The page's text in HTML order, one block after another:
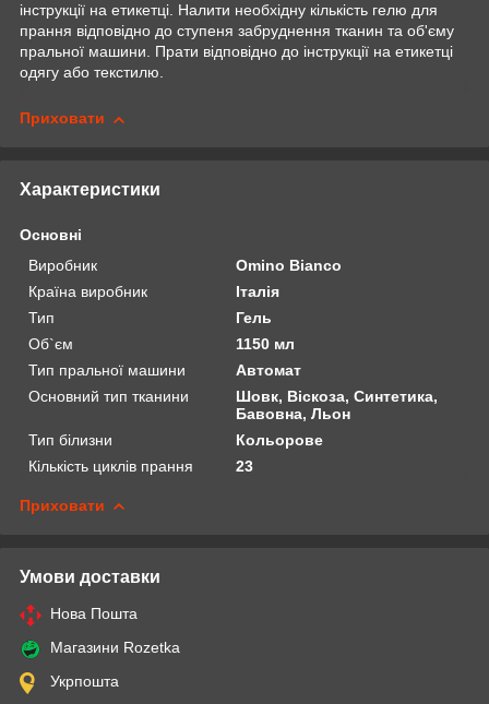
інструкції на етикетці. Налити необхідну кількість гелю для
прання відповідно до ступеня забруднення тканин та об'єму
пральної машини. Прати відповідно до інструкції на етикетці
одягу або текстилю.
Приховати
Характеристики
Основні
Виробник
Omino Bianco
Країна виробник
Італія
Тип
Гель
Об`єм
1150 мл
Тип пральної машини
Автомат
Основний тип тканини
Шовк, Віскоза, Синтетика,
Бавовна, Льон
Тип білизни
Кольорове
Кількість циклів прання
23
Приховати
Умови доставки
Нова Пошта
Магазини Rozetka
Укрпошта